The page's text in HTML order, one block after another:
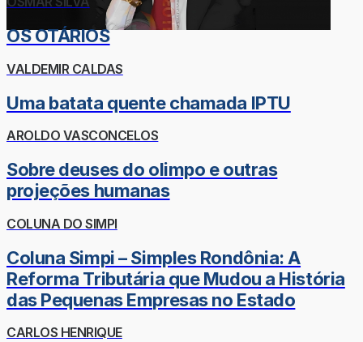
OS OTÁRIOS
VALDEMIR CALDAS
Uma batata quente chamada IPTU
AROLDO VASCONCELOS
Sobre deuses do olimpo e outras
projeções humanas
COLUNA DO SIMPI
Coluna Simpi – Simples Rondônia: A
Reforma Tributária que Mudou a História
das Pequenas Empresas no Estado
CARLOS HENRIQUE